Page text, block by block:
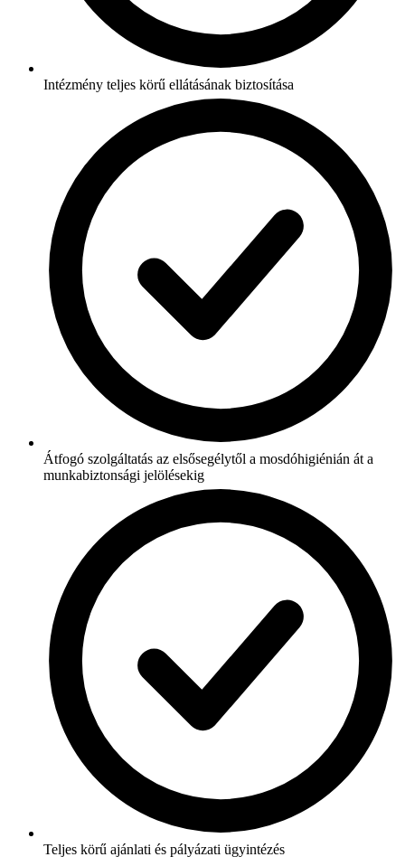
Intézmény teljes körű ellátásának biztosítása
Átfogó szolgáltatás az elsősegélytől a mosdóhigiénián át a
munkabiztonsági jelölésekig
Teljes körű ajánlati és pályázati ügyintézés